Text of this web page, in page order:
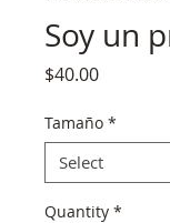
Soy un
$40.00Price
Tamaño *
Quantity *